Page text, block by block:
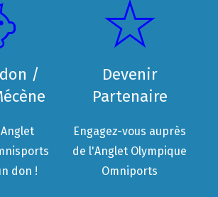
/
don !
Devenir
Partenaire
Engagez-vous auprès
de l'Anglet Olympique
Omniports